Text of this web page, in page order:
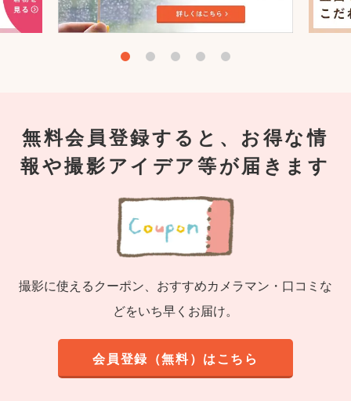
無料会員登録すると、お得な情
報や撮影アイデア等が届きます
撮影に使えるクーポン、おすすめカメラマン・口コミな
どをいち早くお届け。
会員登録（無料）はこちら